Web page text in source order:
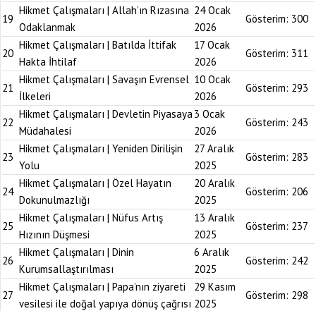
19
Hikmet Çalışmaları | Allah’ın Rızasına
Odaklanmak
24 Ocak
2026
Gösterim: 300
20
Hikmet Çalışmaları | Batılda İttifak
Hakta İhtilaf
17 Ocak
2026
Gösterim: 311
21
Hikmet Çalışmaları | Savaşın Evrensel
İlkeleri
10 Ocak
2026
Gösterim: 293
22
Hikmet Çalışmaları | Devletin Piyasaya
Müdahalesi
3 Ocak
2026
Gösterim: 243
23
Hikmet Çalışmaları | Yeniden Dirilişin
Yolu
27 Aralık
2025
Gösterim: 283
24
Hikmet Çalışmaları | Özel Hayatın
Dokunulmazlığı
20 Aralık
2025
Gösterim: 206
25
Hikmet Çalışmaları | Nüfus Artış
Hızının Düşmesi
13 Aralık
2025
Gösterim: 237
26
Hikmet Çalışmaları | Dinin
Kurumsallaştırılması
6 Aralık
2025
Gösterim: 242
27
Hikmet Çalışmaları | Papa’nın ziyareti
vesilesi ile doğal yapıya dönüş çağrısı
29 Kasım
2025
Gösterim: 298